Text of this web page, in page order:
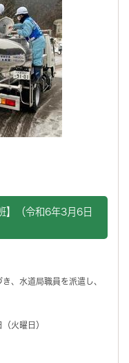
】（令和6年3月6日
、水道局職員を派遣し、
火曜日）